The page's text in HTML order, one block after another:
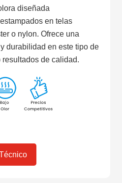
diseñada
en telas
o nylon. Ofrece una
durabilidad en este tipo de
de calidad.